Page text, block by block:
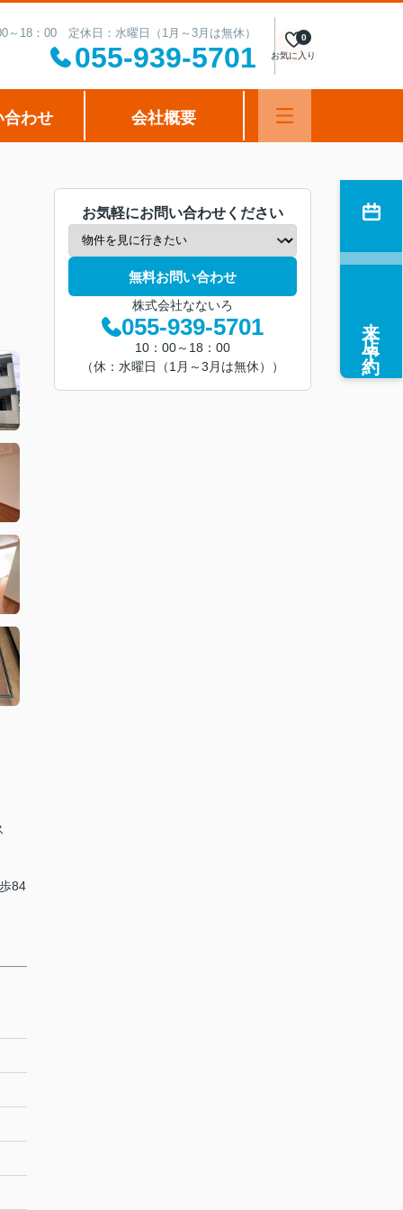
～18：00 定休日：水曜日（1月～3月は無休）
055-939-5701 お気に入り
0
合わせ 会社概要
84
お気軽にお問い合わせください
無料お問い合わせ
株式会社なないろ
055-939-5701
10：00～18：00
（休：水曜日（1月～3月は無休））
来店予約